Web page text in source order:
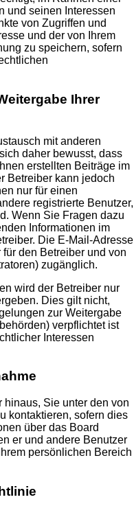
und seinen Interessen
von Zugriffen und
und der von Ihrem
zu speichern, sofern
Ihrer
mit anderen
daher bewusst, dass
erstellten Beiträge im
Betreiber kann jedoch
nur für einen
registrierte Benutzer,
Wenn Sie Fragen dazu
Informationen im
Die E-Mail-Adresse
den Betreiber und von
zugänglich.
wird der Betreiber nur
Dies gilt nicht,
zur Weitergabe
verpflichtet ist
Interessen
hinaus, Sie unter den von
kontaktieren, sofern dies
über das Board
er und andere Benutzer
persönlichen Bereich